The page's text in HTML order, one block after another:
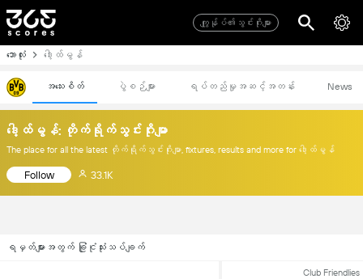
ကျွုန်ုပ်၏သွင်းဂိုးများ
ဘောလုံး ဒေါ့ထ်မွန်
အသေးစိတ် ပွဲစဉ်များ ရပ်တည်မှုအဆင့်အတန်း News
ဒေါ့ထ်မွန်: တိုက်ရိုက်သွင်းဂိုးမျာ
The place for all the latest တိုက်ရိုက်သွင်းဂိုးမျာ, fixtures, results and more for ဒေါ့ထ်မွန်
Follow 33.1K
ရမှတ်များအတွက် ခြုံငုံသုံးသပ်ချက်
Club Friendlies